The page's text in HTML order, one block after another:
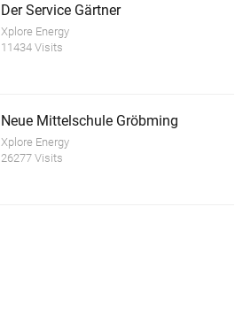
Der Service Gärtner
Xplore Energy
11434 Visits
Neue Mittelschule Gröbming
Xplore Energy
26277 Visits